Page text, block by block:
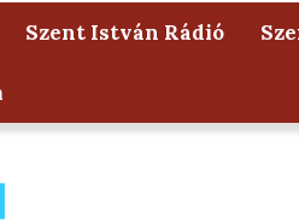
Szent István Rádió